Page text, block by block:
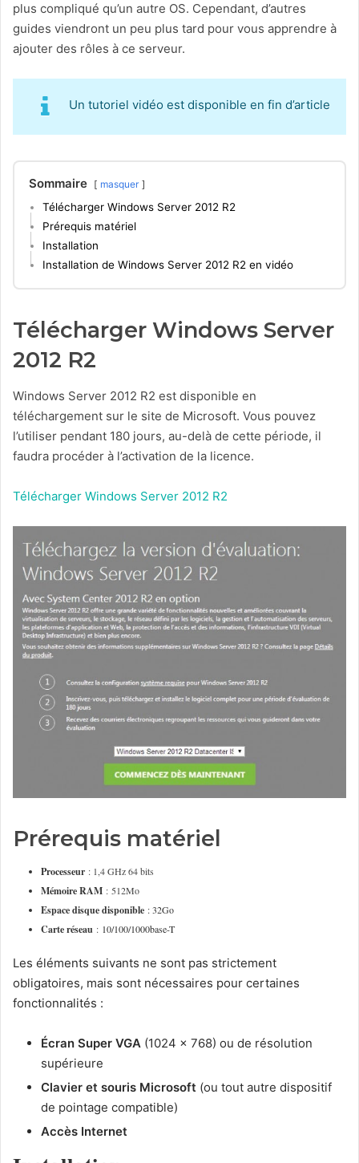
plus compliqué qu’un autre OS. Cependant, d’autres
guides viendront un peu plus tard pour vous apprendre à
ajouter des rôles à ce serveur.
Un tutoriel vidéo est disponible en fin d’article
Sommaire masquer
Télécharger Windows Server 2012 R2
Prérequis matériel
Installation
Installation de Windows Server 2012 R2 en vidéo
Télécharger Windows Server
2012 R2
Windows Server 2012 R2 est disponible en
téléchargement sur le site de Microsoft. Vous pouvez
l’utiliser pendant 180 jours, au-delà de cette période, il
faudra procéder à l’activation de la licence.
Télécharger Windows Server 2012 R2
Prérequis matériel
Processeur : 1,4 GHz 64 bits
Mémoire RAM : 512Mo
Espace disque disponible : 32Go
Carte réseau : 10/100/1000base-T
Les éléments suivants ne sont pas strictement
obligatoires, mais sont nécessaires pour certaines
fonctionnalités :
Écran Super VGA (1024 x 768) ou de résolution
supérieure
Clavier et souris Microsoft (ou tout autre dispositif
de pointage compatible)
Accès Internet